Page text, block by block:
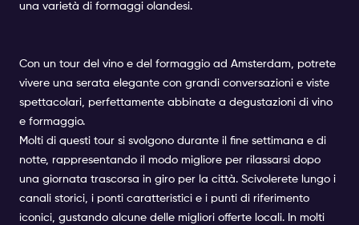
una varietà di formaggi olandesi.
Con un tour del vino e del formaggio ad Amsterdam, potrete
vivere una serata elegante con grandi conversazioni e viste
spettacolari, perfettamente abbinate a degustazioni di vino
e formaggio.
Molti di questi tour si svolgono durante il fine settimana e di
notte, rappresentando il modo migliore per rilassarsi dopo
una giornata trascorsa in giro per la città. Scivolerete lungo i
canali storici, i ponti caratteristici e i punti di riferimento
iconici, gustando alcune delle migliori offerte locali. In molti